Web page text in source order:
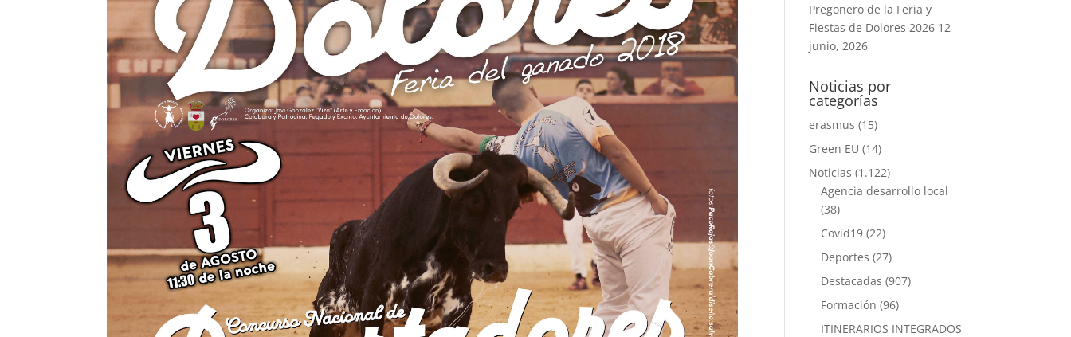
Pregonero de la Feria y
Fiestas de Dolores 2026 12
junio, 2026
Noticias por
categorías
erasmus (15)
Green EU (14)
Noticias (1.122)
Agencia desarrollo local
(38)
Covid19 (22)
Deportes (27)
Destacadas (907)
Formación (96)
ITINERARIOS INTEGRADOS